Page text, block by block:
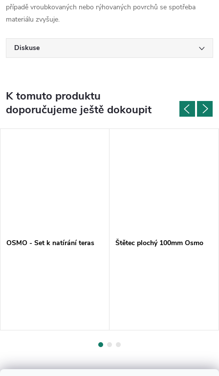
případě vroubkovaných nebo rýhovaných povrchů se spotřeba
materiálu zvyšuje.
Diskuse
K tomuto produktu
doporučujeme ještě dokoupit
OSMO - Set k natírání teras Štětec plochý 100mm Osmo